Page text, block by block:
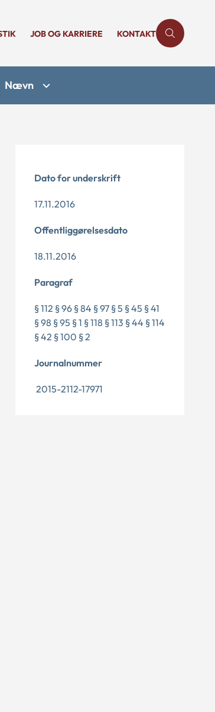
JOB OG KARRIERE KONTAKT
Nævn
Dato for underskrift
17.11.2016
Offentliggørelsesdato
18.11.2016
Paragraf
§ 112 § 96 § 84 § 97 § 5 § 45 § 41
§ 98 § 95 § 1 § 118 § 113 § 44 § 114
§ 42 § 100 § 2
Journalnummer
2015-2112-17971